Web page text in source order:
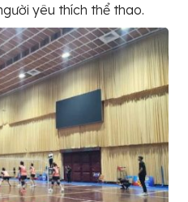
yêu thích thể thao.